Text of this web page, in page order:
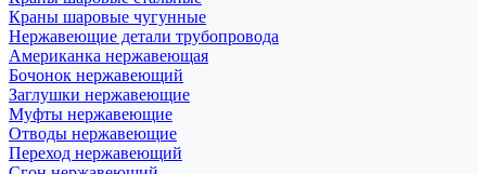
Краны шаровые чугунные
Нержавеющие детали трубопровода
Американка нержавеющая
Бочонок нержавеющий
Заглушки нержавеющие
Муфты нержавеющие
Отводы нержавеющие
Переход нержавеющий